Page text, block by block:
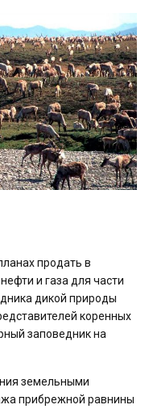
продать в
и газа для части
дикой природы
коренных
заповедник на
земельными
прибрежной равнины